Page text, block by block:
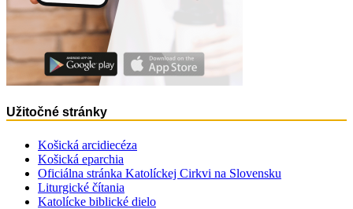
Užitočné stránky
Košická arcidiecéza
Košická eparchia
Oficiálna stránka Katolíckej Cirkvi na Slovensku
Liturgické čítania
Katolícke biblické dielo